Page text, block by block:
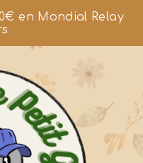
en Mondial Relay